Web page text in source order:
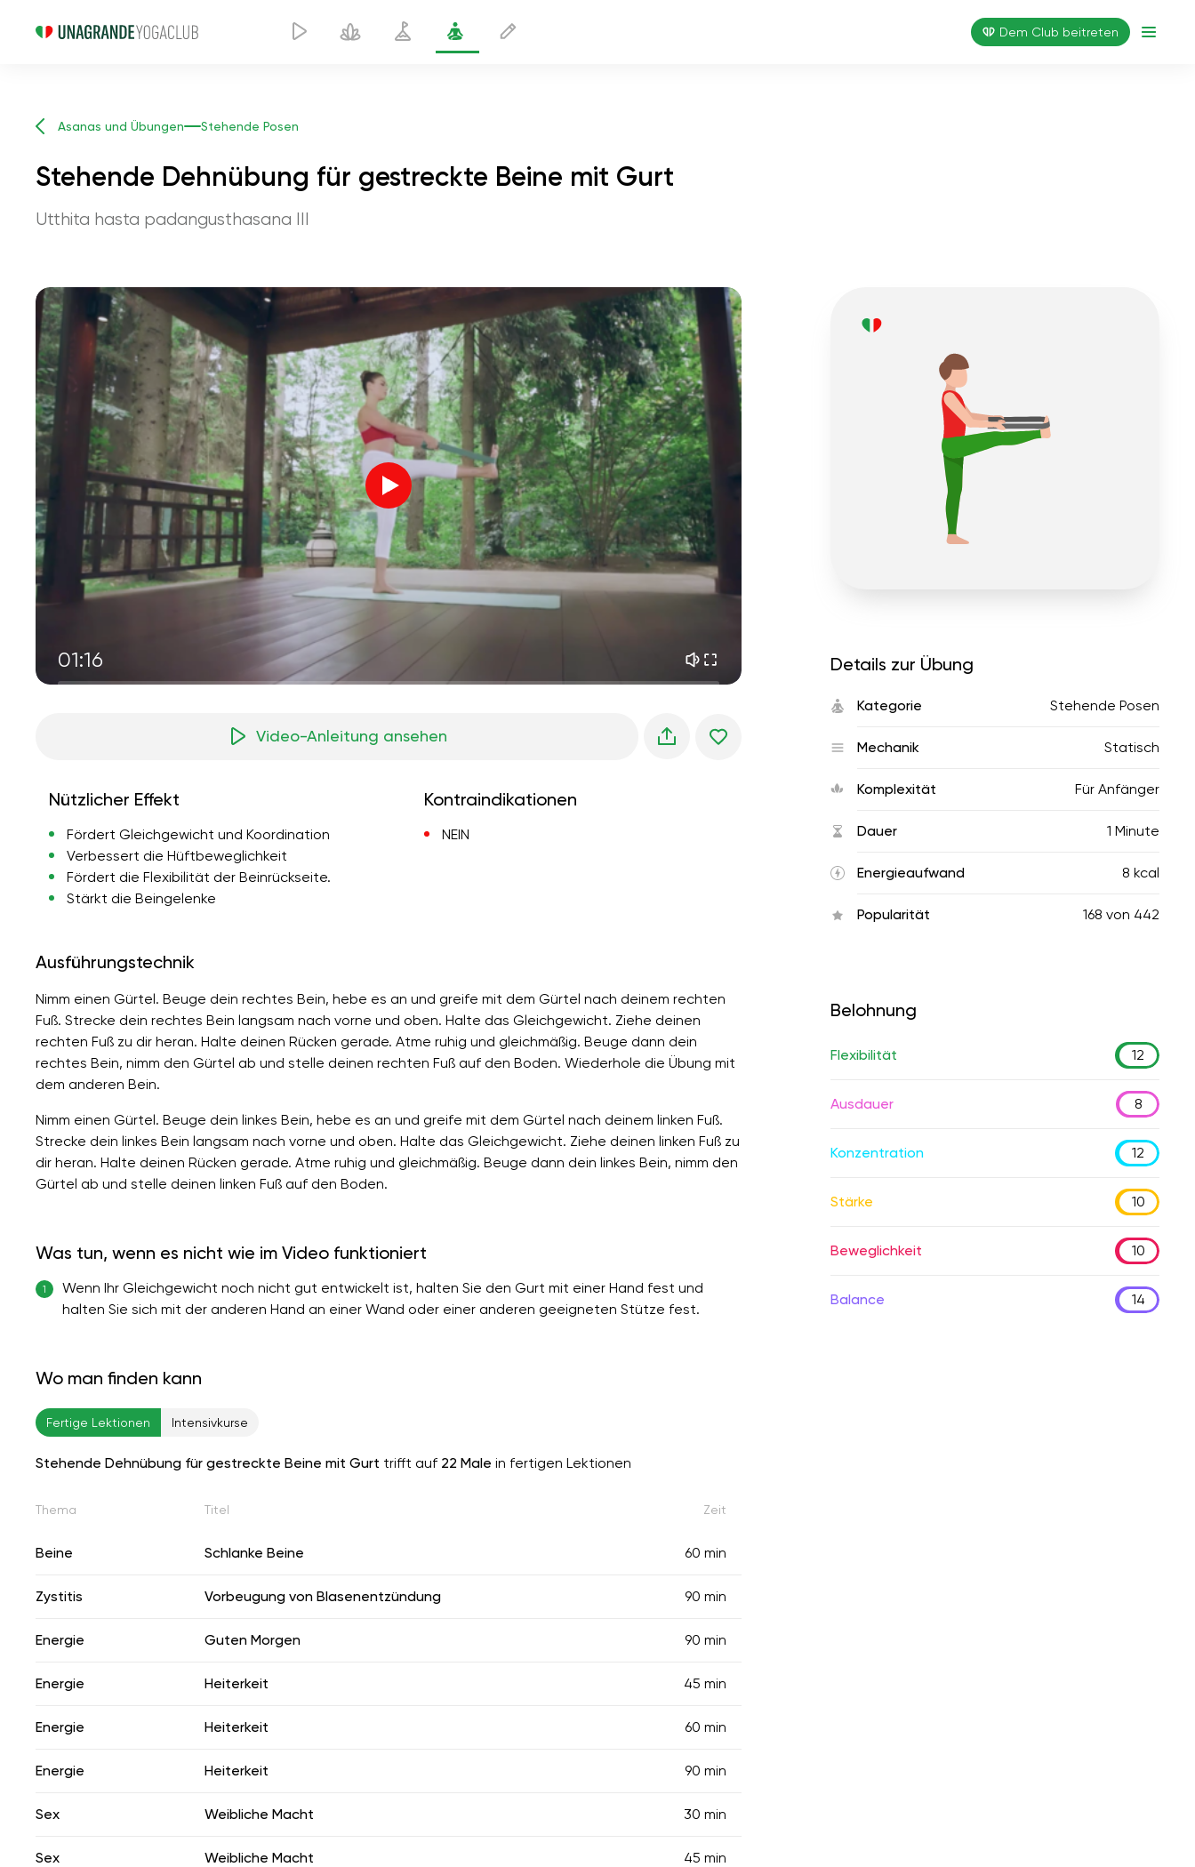
Dem Club beitreten
Asanas und Übungen Stehende Posen
Stehende Dehnübung für gestreckte Beine mit Gurt
Utthita hasta padangusthasana III
01:16
Instruktor-Stimme
flucht der seele 01:44
innerer frieden 01:27
morgenträume 01:34
waldkühlung 05:00
sommerregen 02:00
bergstille 02:00
02:00
die stimme des winds
Video-Anleitung ansehen
Nützlicher Effekt
Fördert Gleichgewicht und Koordination
Verbessert die Hüftbeweglichkeit
Fördert die Flexibilität der Beinrückseite.
Stärkt die Beingelenke
Kontraindikationen
NEIN
Ausführungstechnik
Nimm einen Gürtel. Beuge dein rechtes Bein, hebe es an und greife mit dem Gürtel nach deinem rechten
Fuß. Strecke dein rechtes Bein langsam nach vorne und oben. Halte das Gleichgewicht. Ziehe deinen
rechten Fuß zu dir heran. Halte deinen Rücken gerade. Atme ruhig und gleichmäßig. Beuge dann dein
rechtes Bein, nimm den Gürtel ab und stelle deinen rechten Fuß auf den Boden. Wiederhole die Übung mit
dem anderen Bein.
Nimm einen Gürtel. Beuge dein linkes Bein, hebe es an und greife mit dem Gürtel nach deinem linken Fuß.
Strecke dein linkes Bein langsam nach vorne und oben. Halte das Gleichgewicht. Ziehe deinen linken Fuß zu
dir heran. Halte deinen Rücken gerade. Atme ruhig und gleichmäßig. Beuge dann dein linkes Bein, nimm den
Gürtel ab und stelle deinen linken Fuß auf den Boden.
Was tun, wenn es nicht wie im Video funktioniert
1
Wenn Ihr Gleichgewicht noch nicht gut entwickelt ist, halten Sie den Gurt mit einer Hand fest und
halten Sie sich mit der anderen Hand an einer Wand oder einer anderen geeigneten Stütze fest.
Wo man finden kann
Fertige Lektionen Intensivkurse
Stehende Dehnübung für gestreckte Beine mit Gurt trifft auf 22 Male in fertigen Lektionen
Thema Titel Zeit
Beine Schlanke Beine 60 min
Zystitis Vorbeugung von Blasenentzündung 90 min
Energie Guten Morgen 90 min
Energie Heiterkeit 45 min
Energie Heiterkeit 60 min
Energie Heiterkeit 90 min
Sex Weibliche Macht 30 min
Sex Weibliche Macht 45 min
Details zur Übung
Kategorie Stehende Posen
Mechanik Statisch
Komplexität Für Anfänger
Dauer 1 Minute
Energieaufwand 8 kcal
Popularität 168 von 442
Belohnung
Flexibilität 12
Ausdauer 8
Konzentration 12
Stärke 10
Beweglichkeit 10
Balance 14